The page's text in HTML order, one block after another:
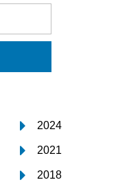
2024
2021
2018